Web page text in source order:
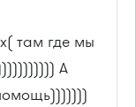
там где мы
А